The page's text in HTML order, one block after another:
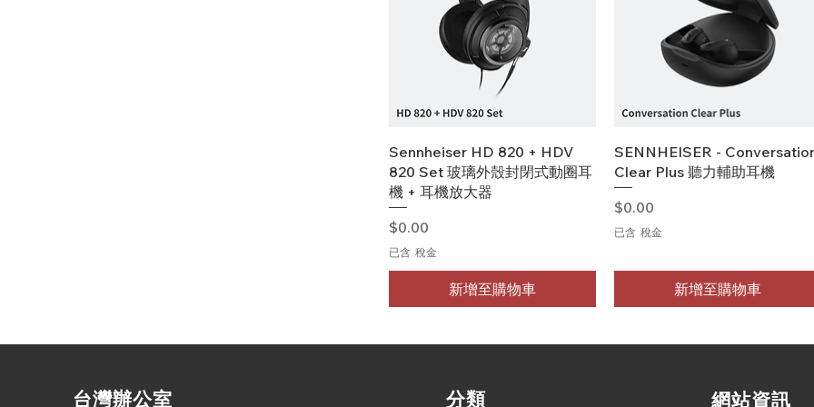
快速瀏覽
Sennheiser HD 820 + HDV
820 Set 玻璃外殼封閉式動圈耳
機 + 耳機放大器
價格
$0.00
已含 稅金
新增至購物車
快速瀏覽
SENNHEISER -
Clear Plus 聽力輔助耳機
價格
$0.00
已含 稅金
新增至購物車
​台灣辦公室 ​分類 ​網站資訊